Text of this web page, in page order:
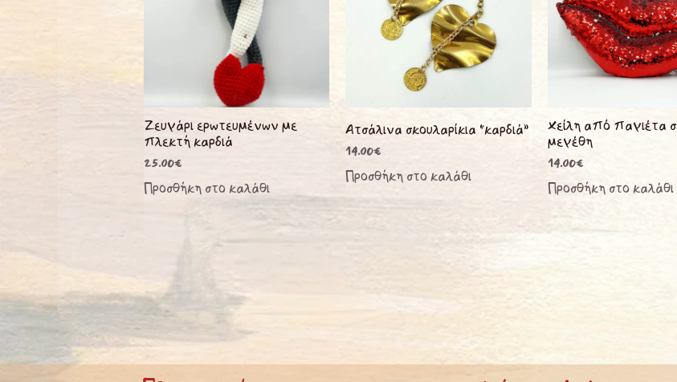
Ζευγάρι ερωτευμένων με
πλεκτή καρδιά
25.00€
Προσθήκη στο καλάθι
Ατσάλινα σκουλαρίκια “καρδιά”
14.00€
Προσθήκη στο καλάθι
Χείλη από παγιέτα
μεγέθη
14.00€
Προσθήκη στο καλάθι